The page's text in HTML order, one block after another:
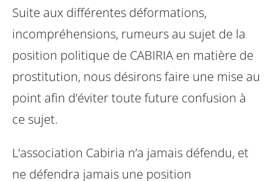
Suite aux différentes déformations,
incompréhensions, rumeurs au sujet de la
position politique de CABIRIA en matière de
prostitution, nous désirons faire une mise au
point afin d’éviter toute future confusion à
ce sujet.
L’association Cabiria n’a jamais défendu, et
ne défendra jamais une position